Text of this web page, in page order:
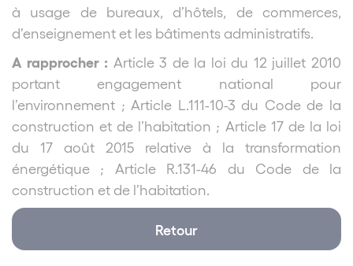
à usage de bureaux, d’hôtels, de commerces,
d’enseignement et les bâtiments administratifs.
A rapprocher : Article 3 de la loi du 12 juillet 2010
portant engagement national pour
l’environnement ; Article L.111-10-3 du Code de la
construction et de l’habitation ; Article 17 de la loi
du 17 août 2015 relative à la transformation
énergétique ; Article R.131-46 du Code de la
construction et de l’habitation.
Retour